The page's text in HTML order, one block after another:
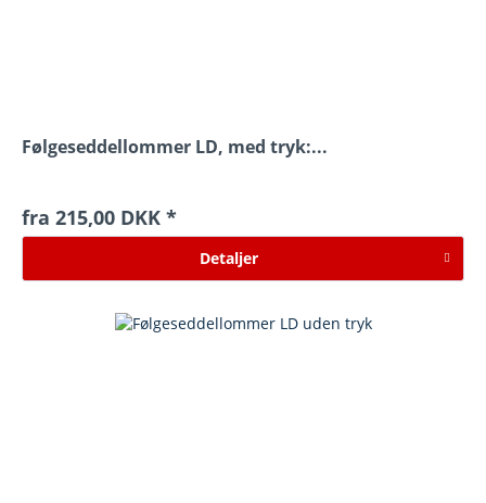
Følgeseddellommer LD, med tryk:...
fra 215,00 DKK *
Detaljer